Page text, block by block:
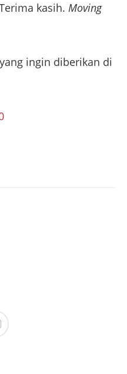
kasih. Moving
ingin diberikan di